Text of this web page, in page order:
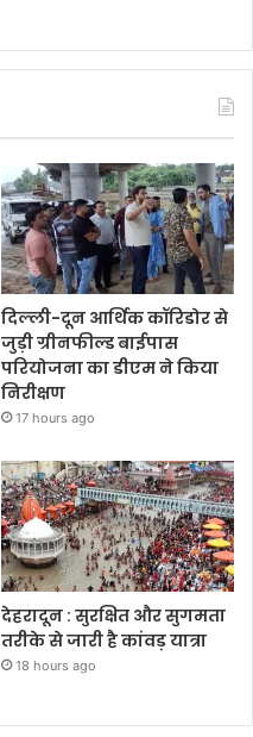
दिल्ली-दून आर्थिक कॉरिडोर से
जुड़ी ग्रीनफील्ड बाईपास
परियोजना का डीएम ने किया
निरीक्षण
17 hours ago
देहरादून : सुरक्षित और सुगमता
तरीके से जारी है कांवड़ यात्रा
18 hours ago